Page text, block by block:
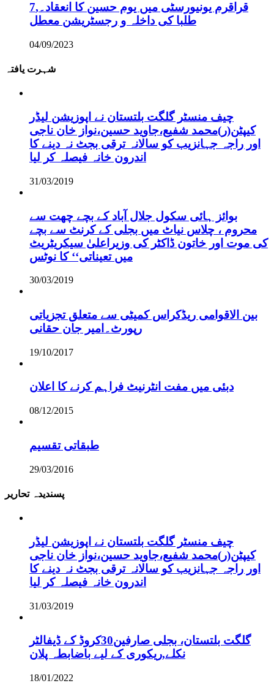
قراقرم یونیورسٹی میں یوم حسین کا انعقاد۔,7
طلبا کی داخلہ و رجسٹریشن معطل
04/09/2023
شہرت یافتہ
چیف منسٹر گلگت بلتستان نے اپوزیشن لیڈر
کیپٹن(ر)محمد شفیع،جاوید حسین،نواز خان ناجی
اور راجہ جہانزیب کو سالانہ ترقی بجٹ نہ دینے کا
اندرون خانہ فیصلہ کر لیا
31/03/2019
بوائز ہائی سکول جلال آباد کے بچے چھت سے
محروم ، چلاس نیاٹ میں بجلی کے کرنٹ سے بچے
کی موت اور خاتون ڈاکٹر کی وزیراعلیٰ سیکریٹریٹ
میں تعیناتی‘‘ کا نوٹس
30/03/2019
بین الاقوامی ریڈکراس کمیٹی سے متعلق تجزیاتی
رپورٹ۔امیر جان حقانی
19/10/2017
دبئی میں مفت انٹرنیٹ فراہم کرنے کا اعلان
08/12/2015
طبقاتی تقسیم
29/03/2016
پسندیدہ تحاریر
چیف منسٹر گلگت بلتستان نے اپوزیشن لیڈر
کیپٹن(ر)محمد شفیع،جاوید حسین،نواز خان ناجی
اور راجہ جہانزیب کو سالانہ ترقی بجٹ نہ دینے کا
اندرون خانہ فیصلہ کر لیا
31/03/2019
گلگت بلتستان، بجلی صارفین30کروڈ کے ڈیفالٹر
نکلے,ریکوری کے لیے باضابطہ پلان
18/01/2022